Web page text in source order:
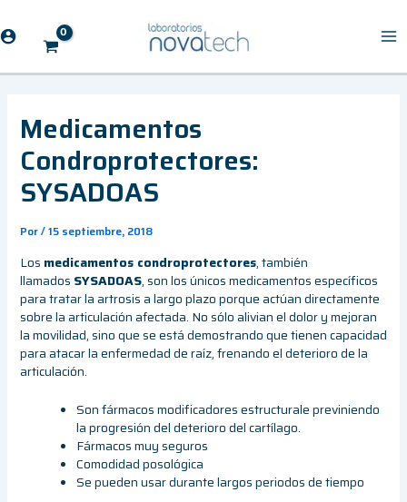
al
contenido
Medicamentos
Condroprotectores:
SYSADOAS
Por/15 septiembre, 2018
Los medicamentos condroprotectores, también
llamados SYSADOAS, son los únicos medicamentos específicos
para tratar la artrosis a largo plazo porque actúan directamente
sobre la articulación afectada. No sólo alivian el dolor y mejoran
la movilidad, sino que se está demostrando que tienen capacidad
para atacar la enfermedad de raíz, frenando el deterioro de la
articulación.
Son fármacos modificadores estructurale previniendo
la progresión del deterioro del cartílago.
Fármacos muy seguros
Comodidad posológica
Se pueden usar durante largos periodos de tiempo